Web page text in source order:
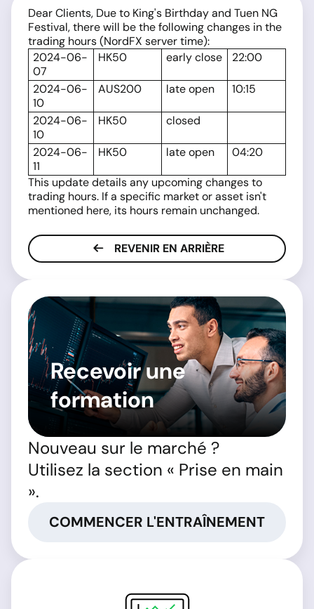
Dear Clients, Due to King's Birthday and Tuen NG
Festival, there will be the following changes in the
trading hours (NordFX server time):
2024-06-
07
HK50 early close 22:00
2024-06-
10
AUS200 late open 10:15
2024-06-
10
HK50 closed
2024-06-
11
HK50 late open 04:20
This update details any upcoming changes to
trading hours. If a specific market or asset isn't
mentioned here, its hours remain unchanged.
REVENIR EN ARRIÈRE
Recevoir une
formation
Nouveau sur le marché ?
Utilisez la section « Prise en main
».
COMMENCER L'ENTRAÎNEMENT